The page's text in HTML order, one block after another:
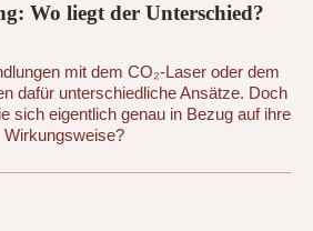
Wo liegt der Unterschied?
mit dem CO₂-Laser oder dem
dafür unterschiedliche Ansätze. Doch
sich eigentlich genau in Bezug auf ihre
Wirkungsweise?